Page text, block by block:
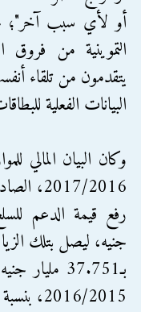
أو لأي سبب آخر"؛
التموينية من فروق
يتقدمون من تلقاء
البيانات الفعلية
وكان البيان المالي
2017/
بـ37.751
2016/2015، بنسبة زيادة 8.9%.